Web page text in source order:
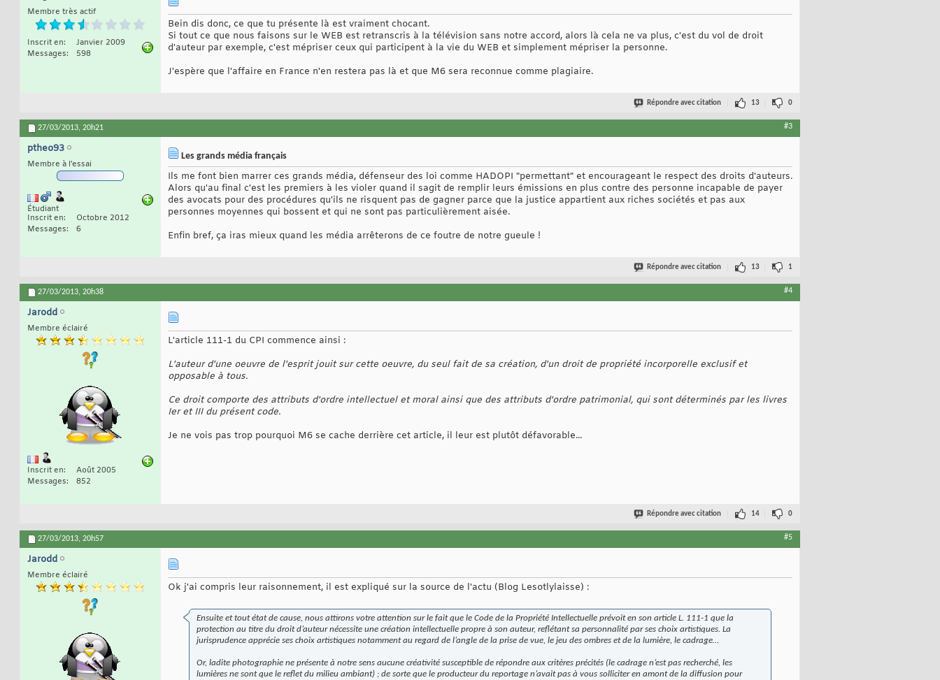
Membre très actif
Inscrit en
Janvier 2009
Messages
598
Bein dis donc, ce que tu présente là est vraiment chocant.
Si tout ce que nous faisons sur le WEB est retranscris à la télévision sans notre accord, alors là cela ne va plus, c'est du vol de droit
d'auteur par exemple, c'est mépriser ceux qui participent à la vie du WEB et simplement mépriser la personne.
J'espère que l'affaire en France n'en restera pas là et que M6 sera reconnue comme plagiaire.
Répondre avec citation 13 0
27/03/2013, 20h21 #3
ptheo93
Membre à l'essai
Étudiant
Inscrit en
Octobre 2012
Messages
6
Les grands média français
Ils me font bien marrer ces grands média, défenseur des loi comme HADOPI "permettant" et encourageant le respect des droits d'auteurs.
Alors qu'au final c'est les premiers à les violer quand il sagit de remplir leurs émissions en plus contre des personne incapable de payer
des avocats pour des procédures qu'ils ne risquent pas de gagner parce que la justice appartient aux riches sociétés et pas aux
personnes moyennes qui bossent et qui ne sont pas particulièrement aisée.
Enfin bref, ça iras mieux quand les média arrêterons de ce foutre de notre gueule !
Répondre avec citation 13 1
27/03/2013, 20h38 #4
Jarodd
Membre éclairé
Inscrit en
Août 2005
Messages
852
L'article 111-1 du CPI commence ainsi :
L'auteur d'une oeuvre de l'esprit jouit sur cette oeuvre, du seul fait de sa création, d'un droit de propriété incorporelle exclusif et
opposable à tous.
Ce droit comporte des attributs d'ordre intellectuel et moral ainsi que des attributs d'ordre patrimonial, qui sont déterminés par les livres
Ier et III du présent code.
Je ne vois pas trop pourquoi M6 se cache derrière cet article, il leur est plutôt défavorable...
Répondre avec citation 14 0
27/03/2013, 20h57 #5
Jarodd
Membre éclairé
Ok j'ai compris leur raisonnement, il est expliqué sur la source de l'actu (Blog Lesotlylaisse) :
Ensuite et tout état de cause, nous attirons votre attention sur le fait que le Code de la Propriété Intellectuelle prévoit en son article L. 111-1 que la
protection au titre du droit d’auteur nécessite une création intellectuelle propre à son auteur, reflétant sa personnalité par ses choix artistiques. La
jurisprudence apprécie ses choix artistiques notamment au regard de l’angle de la prise de vue, le jeu des ombres et de la lumière, le cadrage…
Or, ladite photographie ne présente à notre sens aucune créativité susceptible de répondre aux critères précités (le cadrage n’est pas recherché, les
lumières ne sont que le reflet du milieu ambiant) ; de sorte que le producteur du reportage n’avait pas à vous solliciter en amont de la diffusion pour